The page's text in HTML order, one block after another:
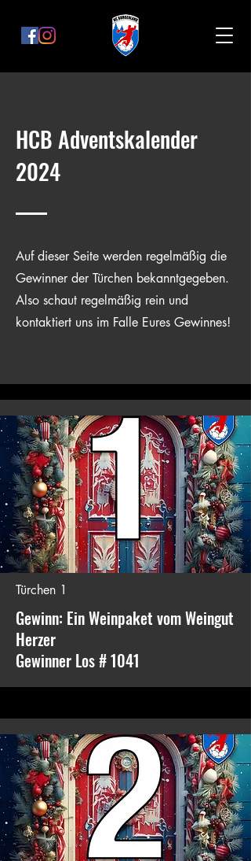
HCB Adventskalender
2024
Auf dieser Seite werden regelmäßig die
Gewinner der Türchen bekanntgegeben.
Also schaut regelmäßig rein und
kontaktiert uns im Falle Eures Gewinnes!
Türchen 1
Gewinn: Ein Weinpaket vom Weingut
Herzer
Gewinner Los # 1041